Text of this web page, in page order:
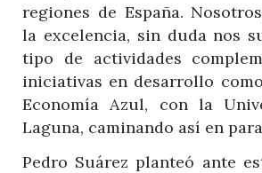
regiones de España.
la excelencia, sin duda nos
tipo de actividades
iniciativas en desarrollo
Economía Azul, con la
Laguna, caminando así en
Pedro Suárez planteó ante